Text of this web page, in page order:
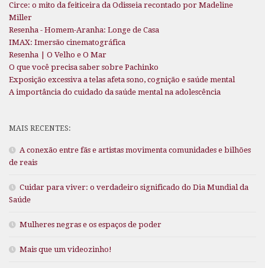
Circe: o mito da feiticeira da Odisseia recontado por Madeline
Miller
Resenha - Homem-Aranha: Longe de Casa
IMAX: Imersão cinematográfica
Resenha | O Velho e O Mar
O que você precisa saber sobre Pachinko
Exposição excessiva a telas afeta sono, cognição e saúde mental
A importância do cuidado da saúde mental na adolescência
MAIS RECENTES:
A conexão entre fãs e artistas movimenta comunidades e bilhões
de reais
Cuidar para viver: o verdadeiro significado do Dia Mundial da
Saúde
Mulheres negras e os espaços de poder
Mais que um videozinho!